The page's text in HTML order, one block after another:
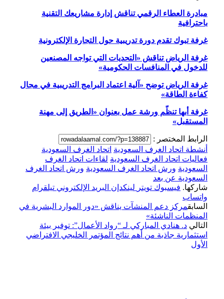
مبادرة العطاء الرقمي تناقش إدارة مشاريعك التقنية
باحترافية
غرفة تبوك تقدم دورة تدريبية حول التجارة الإلكترونية
غرفة الرياض تناقش «التحديات التي تواجه المصنعين
للدخول في المنافسات الحكومية»
غرفة الرياض توضح «آلية اعتماد البرامج التدريبية في مجال
كفاءة الطاقة»
غرفة أبها تنظّم ورشة عمل بعنوان «الطريق إلى مهنة
المستقبل»
الرابط المختصر :
أنشطة اتحاد الغرف السعودية اتحاد الغرف السعودية
فعاليات اتحاد الغرف السعودية لقاءات اتحاد الغرف
السعودية ورش اتحاد الغرف السعودية ورش اتحاد الغرف
السعودية عن بعد
شاركها. فيسبوك تويتر لينكدإن البريد الإلكتروني تيلقرام
واتساب
السابقمركز دعم المنشآت يناقش «دور الموارد البشرية في
المنظمات الناشئة»
التالي د. هنادي المباركي لـ “رواد الأعمال”: توفير بيئة
استثمارية جاذبة من أهم نتائج المؤتمر الخليجي الافتراضي
الأول